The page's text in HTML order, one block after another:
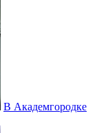
В Академгородке